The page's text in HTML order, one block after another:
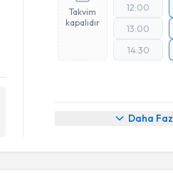
Takvim
kapalıdır
12:00
13:00
14:30
Daha